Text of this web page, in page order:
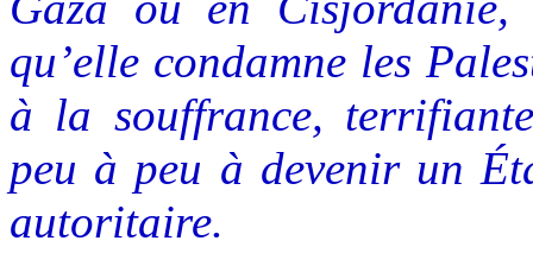
qu’elle condamne les
à la souffrance,
peu à peu à devenir un
autoritaire.